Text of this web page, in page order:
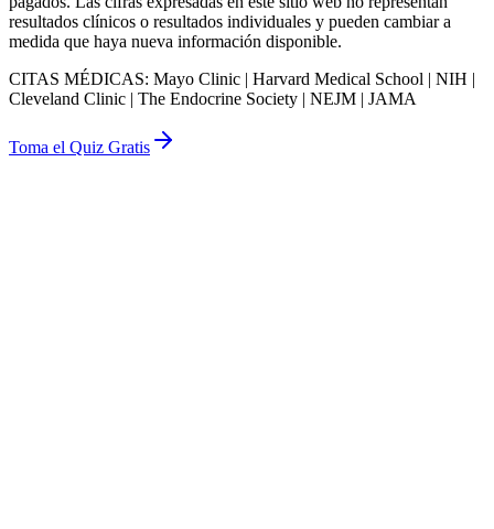
resultados clínicos o resultados individuales y pueden cambiar a
medida que haya nueva información disponible.
CITAS MÉDICAS: Mayo Clinic | Harvard Medical School | NIH |
Cleveland Clinic | The Endocrine Society | NEJM | JAMA
Toma el Quiz Gratis